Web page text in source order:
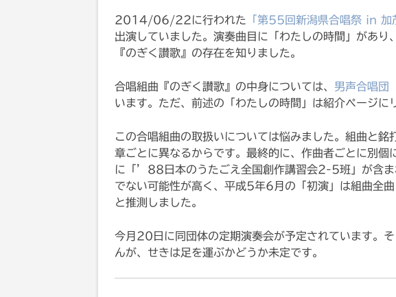
2014/06/22に行われた 「第55回新潟県合唱祭 in 加
出演していました。演奏曲目に「わたしの時間」があり
『のぎく讃歌』の存在を知りました。
合唱組曲『のぎく讃歌』の中身については、 男声合唱団
います。ただ、前述の「わたしの時間」は紹介ページに
この合唱組曲の取扱いについては悩みました。組曲と
章ごとに異なるからです。最終的に、作曲者ごとに別個
に「’88日本のうたごえ全国創作講習会2-5班」が含ま
でない可能性が高く、平成5年6月の「初演」は組曲全
と推測しました。
今月20日に同団体の定期演奏会が予定されています。
んが、せきは足を運ぶかどうか未定です。